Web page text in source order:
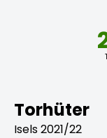
Torhüter
Isels 2021/22